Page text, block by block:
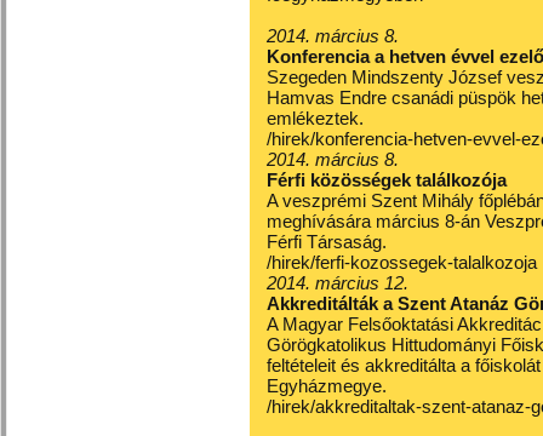
2014. március 8.
Konferencia a hetven évvel
Szegeden Mindszenty József
Hamvas Endre csanádi püspök
emlékeztek.
/hirek/konferencia-hetven-evvel-
2014. március 8.
Férfi közösségek találkozója
A veszprémi Szent Mihály
meghívására március 8-án
Férfi Társaság.
/hirek/ferfi-kozossegek-talalkozoja
2014. március 12.
Akkreditálták a Szent Atanáz
A Magyar Felsőoktatási
Görögkatolikus Hittudományi
feltételeit és akkreditálta a
Egyházmegye.
/hirek/akkreditaltak-szent-atanaz-